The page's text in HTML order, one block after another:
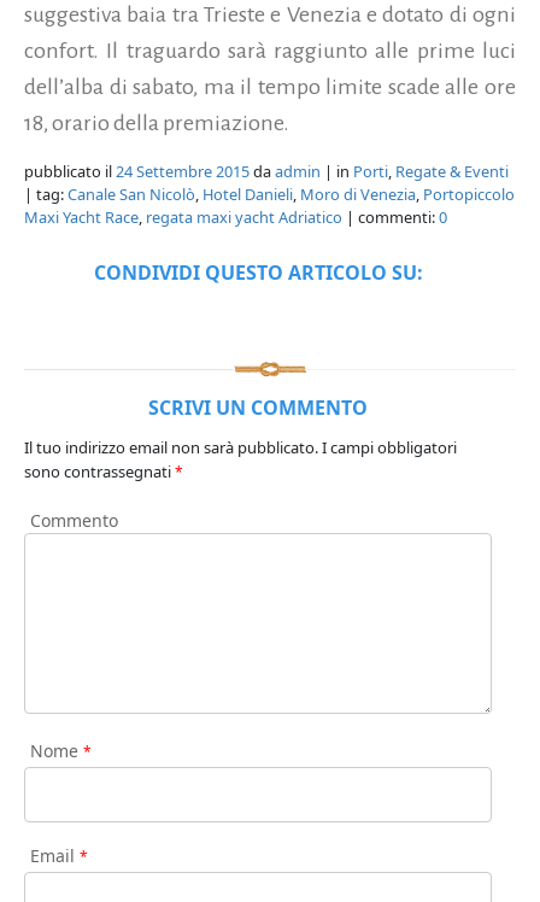
suggestiva baia tra Trieste e Venezia e dotato di ogni
confort. Il traguardo sarà raggiunto alle prime luci
dell’alba di sabato, ma il tempo limite scade alle ore
18, orario della premiazione.
pubblicato il24 Settembre 2015daadmin | in Porti, Regate & Eventi
| tag:Canale San Nicolò, Hotel Danieli, Moro di Venezia, Portopiccolo
Maxi Yacht Race, regata maxi yacht Adriatico | commenti:0
CONDIVIDI QUESTO ARTICOLO SU:
SCRIVI UN COMMENTO
Il tuo indirizzo email non sarà pubblicato.I campi obbligatori
sono contrassegnati*
Commento
Nome *
Email *